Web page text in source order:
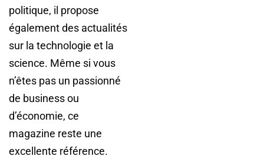
politique, il propose
également des actualités
sur la technologie et la
science. Même si vous
n’êtes pas un passionné
de business ou
d’économie, ce
magazine reste une
excellente référence.